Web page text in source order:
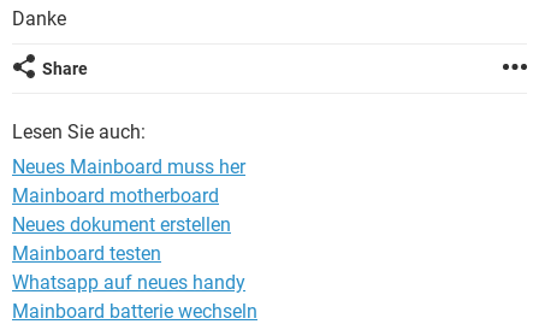
FACEBOOK
Danke
Share
Lesen Sie auch:
Neues Mainboard muss her
Mainboard motherboard
Neues dokument erstellen
Mainboard testen
Whatsapp auf neues handy
Mainboard batterie wechseln